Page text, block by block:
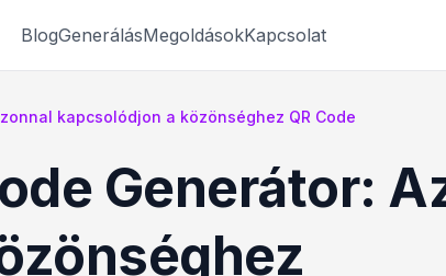
BlogGenerálásMegoldásokKapcsolat
kapcsolódjon a közönséghez QR Code
Generátor: